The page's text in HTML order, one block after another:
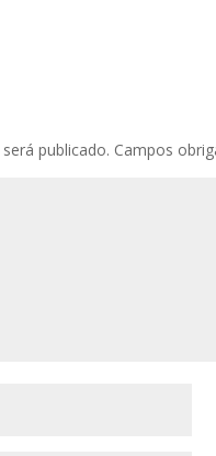
publicado. Campos